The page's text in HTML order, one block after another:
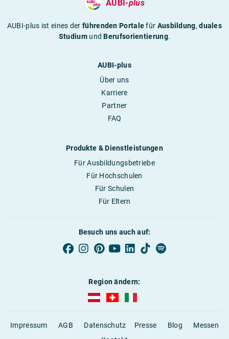
AUBI-plus
AUBI-plus ist eines derführenden Portalefür Ausbildung,duales
StudiumundBerufsorientierung.
AUBI-plus
Über uns
Karriere
Partner
FAQ
Produkte & Dienstleistungen
Für Ausbildungsbetriebe
Für Hochschulen
Für Schulen
Für Eltern
Besuch uns auch auf:
Region ändern:
AUBI-plus Österreich (deutsch)
Impressum AGB Datenschutz Presse Blog
Messen